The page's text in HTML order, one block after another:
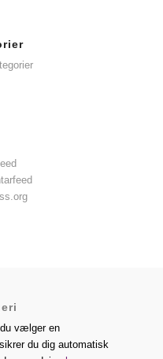
vælger en
du dig automatisk